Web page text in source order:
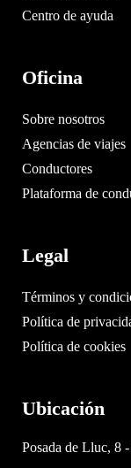
Centro de ayuda
Oficina
Sobre nosotros
Agencias de viajes
Conductores
Plataforma de
Legal
Términos y
Política de
Política de cookies
Ubicación
Posada de Lluc, 8